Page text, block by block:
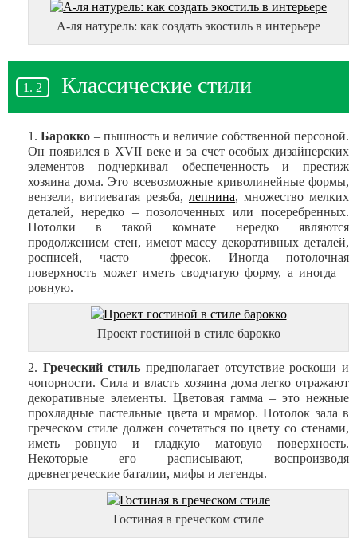
А-ля натурель: как создать экостиль в интерьере
Классические стили
Барокко – пышность и величие собственной персоной.
Он появился в XVII веке и за счет особых дизайнерских
элементов подчеркивал обеспеченность и престиж
хозяина дома. Это всевозможные криволинейные формы,
вензели, витиеватая резьба, лепнина, множество мелких
деталей, нередко – позолоченных или посеребренных.
Потолки в такой комнате нередко являются
продолжением стен, имеют массу декоративных деталей,
росписей, часто – фресок. Иногда потолочная
поверхность может иметь сводчатую форму, а иногда –
ровную.
Проект гостиной в стиле барокко
Греческий стиль предполагает отсутствие роскоши и
чопорности. Сила и власть хозяина дома легко отражают
декоративные элементы. Цветовая гамма – это нежные
прохладные пастельные цвета и мрамор. Потолок зала в
греческом стиле должен сочетаться по цвету со стенами,
иметь ровную и гладкую матовую поверхность.
Некоторые его расписывают, воспроизводя
древнегреческие баталии, мифы и легенды.
Гостиная в греческом стиле